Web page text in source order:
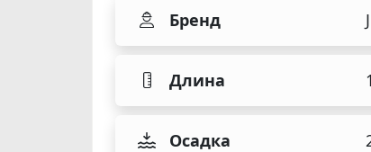
Бренд
Длина
Осадка